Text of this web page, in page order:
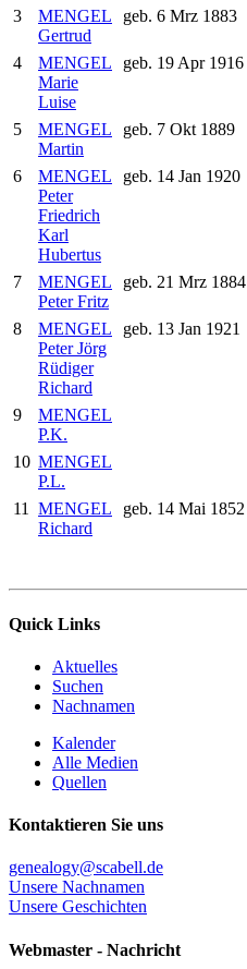
3
MENGEL
Gertrud
geb. 6 Mrz 1883
4
MENGEL
Marie
Luise
geb. 19 Apr 1916
5
MENGEL
Martin
geb. 7 Okt 1889
6
MENGEL
Peter
Friedrich
Karl
Hubertus
geb. 14 Jan 1920
7
MENGEL
Peter Fritz
geb. 21 Mrz 1884
8
MENGEL
Peter Jörg
Rüdiger
Richard
geb. 13 Jan 1921
9
MENGEL
P.K.
10 MENGEL
P.L.
11
MENGEL
Richard
geb. 14 Mai 1852
Quick Links
Aktuelles
Suchen
Nachnamen
Kalender
Alle Medien
Quellen
Kontaktieren Sie uns
genealogy@scabell.de
Unsere Nachnamen
Unsere Geschichten
Webmaster - Nachricht